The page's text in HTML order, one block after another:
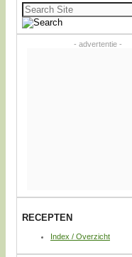
Zoeken
naar:
- advertentie -
RECEPTEN
Index / Overzicht